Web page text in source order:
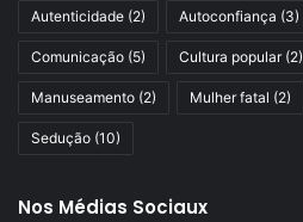
Autenticidade (2) Autoconfiança (3)
Comunicação (5) Cultura popular(2)
Manuseamento (2) Mulher fatal (2)
Sedução (10)
Nos Médias Sociaux